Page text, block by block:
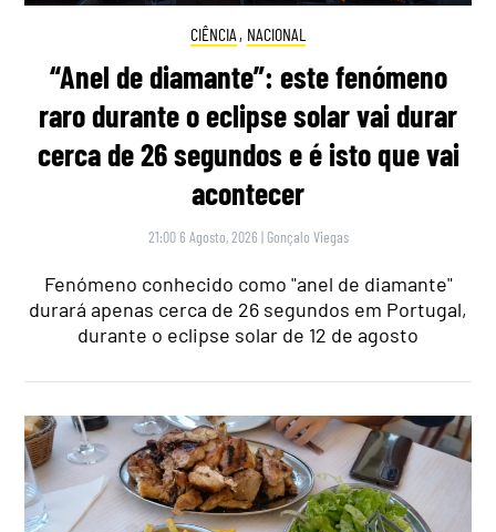
CIÊNCIA , NACIONAL
“Anel de diamante”: este fenómeno
raro durante o eclipse solar vai durar
cerca de 26 segundos e é isto que vai
acontecer
21:00 6 Agosto, 2026 | Gonçalo Viegas
Fenómeno conhecido como "anel de diamante"
durará apenas cerca de 26 segundos em Portugal,
durante o eclipse solar de 12 de agosto